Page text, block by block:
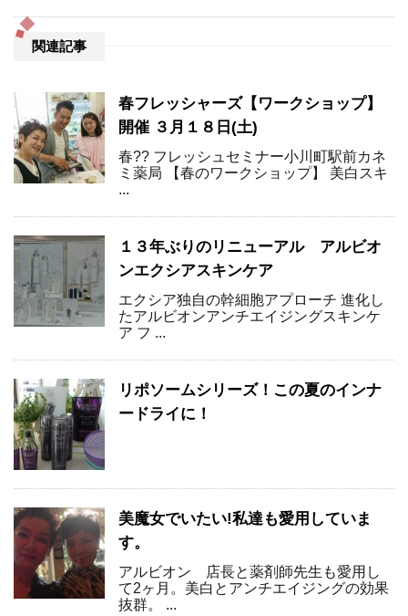
関連記事
春フレッシャーズ【ワークショップ】
開催 ３月１８日(土)
春?? フレッシュセミナー小川町駅前カネ
ミ薬局 【春のワークショップ】 美白スキ
...
１３年ぶりのリニューアル アルビオ
ンエクシアスキンケア
エクシア独自の幹細胞アプローチ 進化し
たアルビオンアンチエイジングスキンケ
ア フ ...
リポソームシリーズ！この夏のインナ
ードライに！
美魔女でいたい!私達も愛用していま
す。
アルビオン 店長と薬剤師先生も愛用し
て2ヶ月。美白とアンチエイジングの効果
抜群。 ...